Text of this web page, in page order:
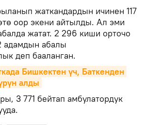
жаткандардын ичинен 117
оор экени айтылды. Ал эми
жатат. 2 296 киши орточо
адамдын абалы
деп бааланган.
Бишкектен үч, Баткенден
алды
3 771 бейтап амбулатордук